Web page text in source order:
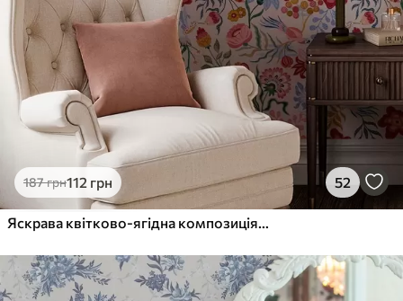
187грн112 грн 52
Яскрава квітково-ягідна композиція з папугами